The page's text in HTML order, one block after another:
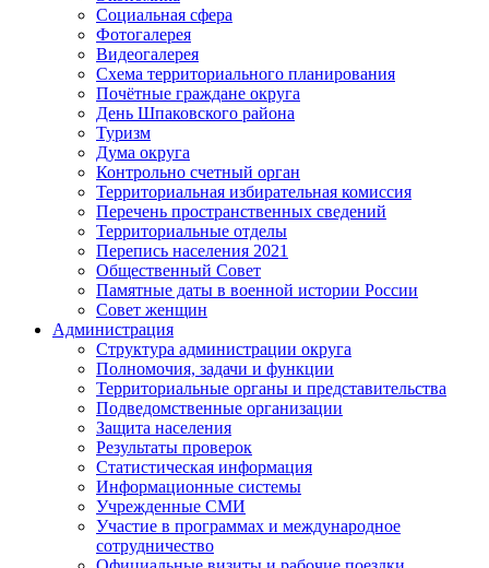
Социальная сфера
Фотогалерея
Видеогалерея
Схема территориального планирования
Почётные граждане округа
День Шпаковского района
Туризм
Дума округа
Контрольно счетный орган
Территориальная избирательная комиссия
Перечень пространственных сведений
Территориальные отделы
Перепись населения 2021
Общественный Совет
Памятные даты в военной истории России
Совет женщин
Администрация
Структура администрации округа
Полномочия, задачи и функции
Территориальные органы и представительства
Подведомственные организации
Защита населения
Результаты проверок
Статистическая информация
Информационные системы
Учрежденные СМИ
Участие в программах и международное
сотрудничество